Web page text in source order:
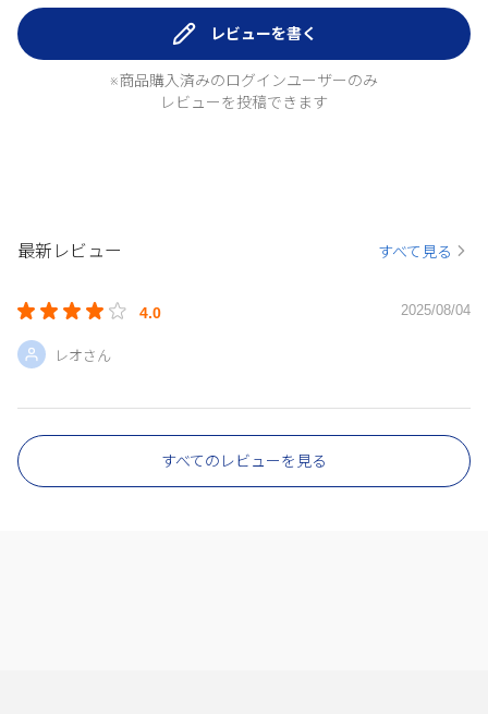
レビューを書く
※商品購入済みのログインユーザーのみ
レビューを投稿できます
最新レビュー すべて見る
4.0 2025/08/04
レオさん
すべてのレビューを見る